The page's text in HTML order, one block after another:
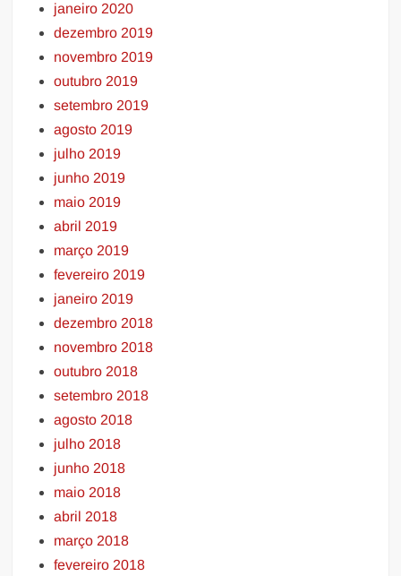
janeiro 2020
dezembro 2019
novembro 2019
outubro 2019
setembro 2019
agosto 2019
julho 2019
junho 2019
maio 2019
abril 2019
março 2019
fevereiro 2019
janeiro 2019
dezembro 2018
novembro 2018
outubro 2018
setembro 2018
agosto 2018
julho 2018
junho 2018
maio 2018
abril 2018
março 2018
fevereiro 2018